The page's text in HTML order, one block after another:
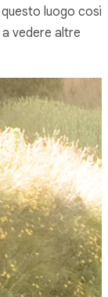
luogo così
vedere altre